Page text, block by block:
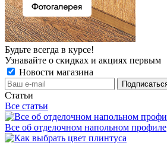
Будьте всегда в курсе!
Узнавайте о скидках и акциях первым
Новости магазина
Статьи
Все статьи
Все об отделочном напольном профиле